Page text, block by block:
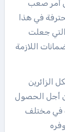
أمر صعب
في هذا
جعلت
اللازمة
الزائرين
أجل الحصول
في مختلف